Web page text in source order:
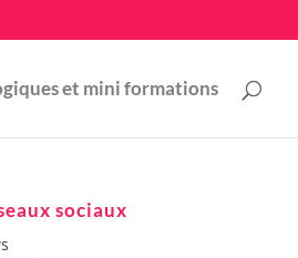
et mini formations
sociaux